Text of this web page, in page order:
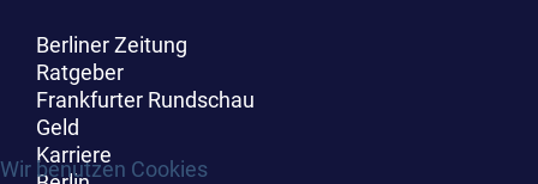
Berliner Zeitung
Ratgeber
Frankfurter Rundschau
Geld
Karriere
Wir benutzen Cookies